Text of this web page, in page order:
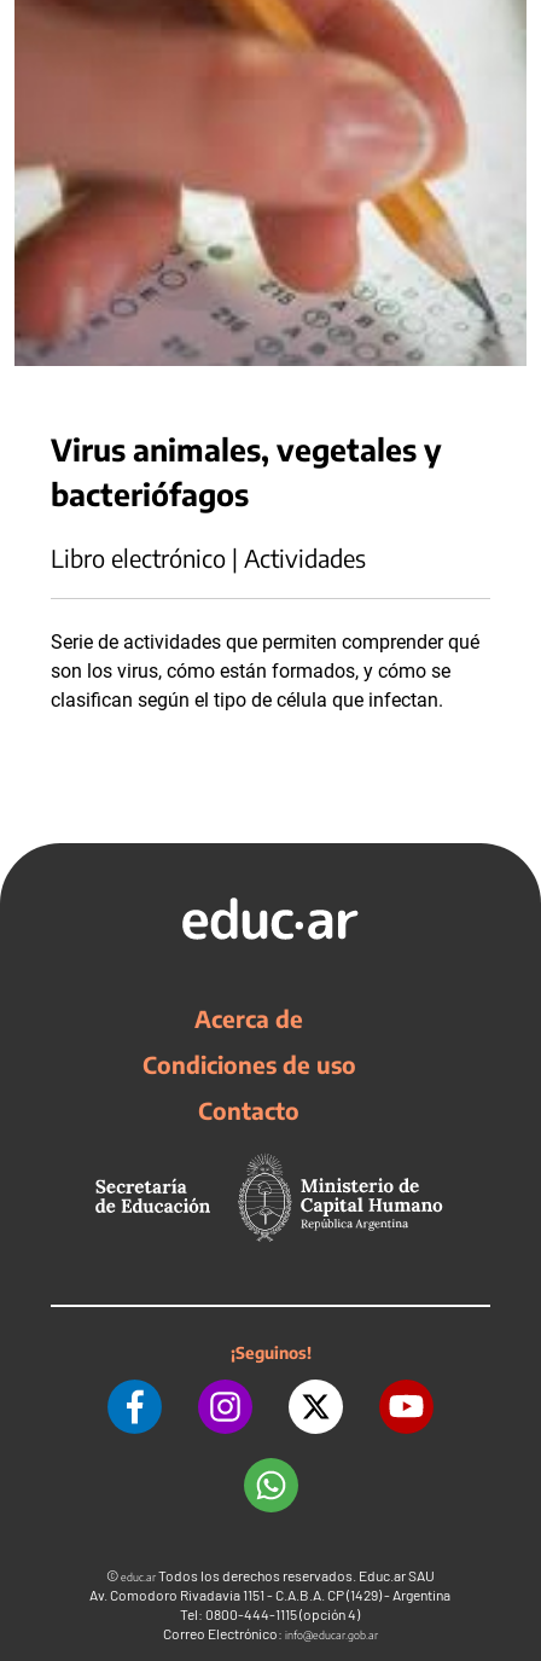
Virus animales, vegetales y
bacteriófagos
Libro electrónico | Actividades
Serie de actividades que permiten comprender qué
son los virus, cómo están formados, y cómo se
clasifican según el tipo de célula que infectan.
Acerca de
Condiciones de uso
Contacto
¡Seguinos!
©educ.arTodos los derechos reservados. Educ.ar SAU
Av. Comodoro Rivadavia 1151 - C.A.B.A. CP (1429) - Argentina
Tel: 0800-444-1115 (opción 4)
Correo Electrónico: info@educar.gob.ar